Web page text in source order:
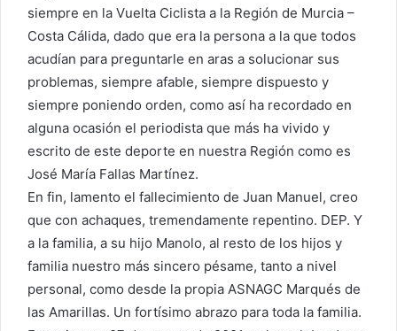
siempre en la Vuelta Ciclista a la Región de Murcia –
Costa Cálida, dado que era la persona a la que todos
acudían para preguntarle en aras a solucionar sus
problemas, siempre afable, siempre dispuesto y
siempre poniendo orden, como así ha recordado en
alguna ocasión el periodista que más ha vivido y
escrito de este deporte en nuestra Región como es
José María Fallas Martínez.
En fin, lamento el fallecimiento de Juan Manuel, creo
que con achaques, tremendamente repentino. DEP. Y
a la familia, a su hijo Manolo, al resto de los hijos y
familia nuestro más sincero pésame, tanto a nivel
personal, como desde la propia ASNAGC Marqués de
las Amarillas. Un fortísimo abrazo para toda la familia.